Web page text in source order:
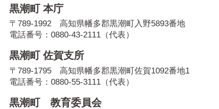
黒潮町 本庁
〒789-1992 高知県幡多郡黒潮町入野5893番地
電話番号：0880-43-2111 （代表）
黒潮町 佐賀支所
〒789-1795 高知県幡多郡黒潮町佐賀1092番地1
電話番号：0880-55-3111 （代表）
黒潮町 教育委員会